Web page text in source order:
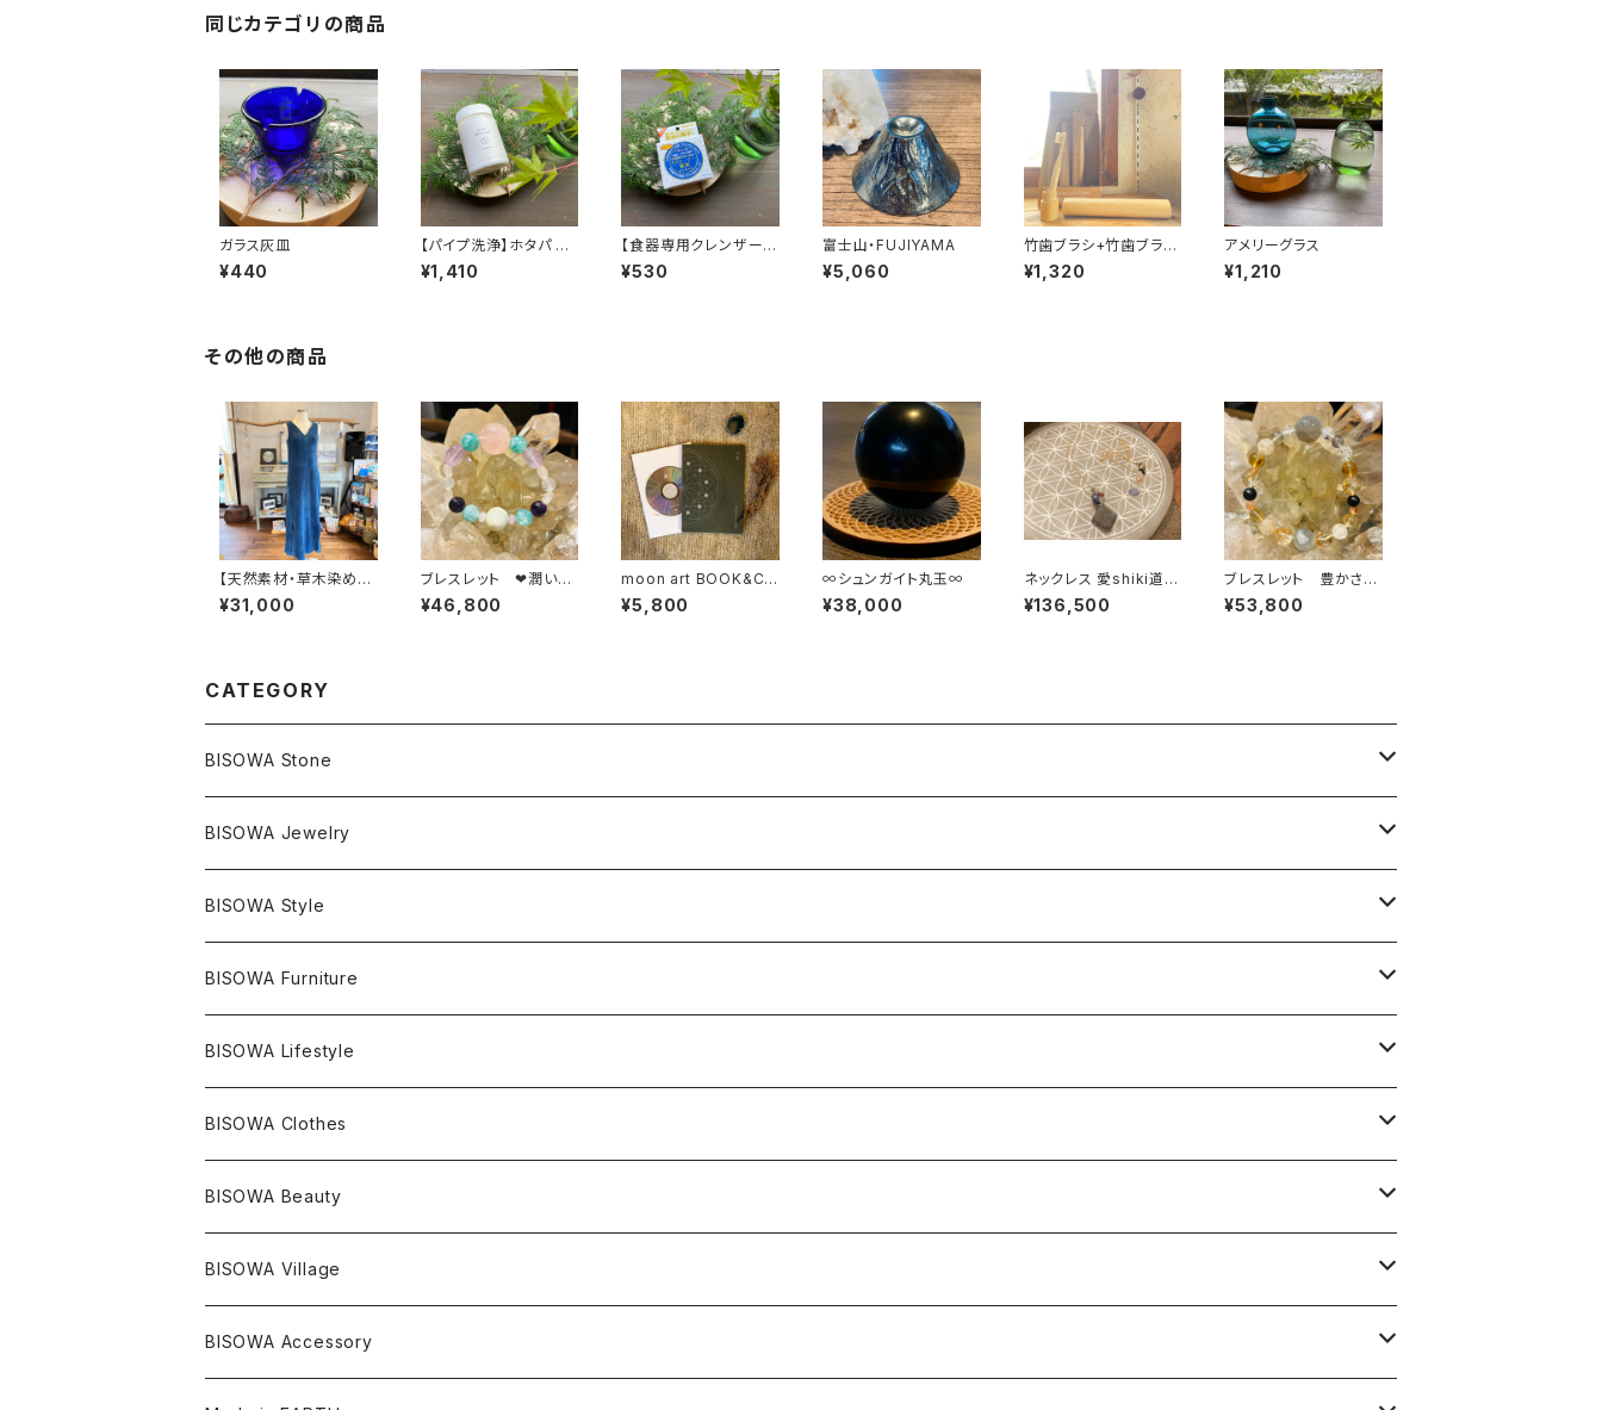
同じカテゴリの商品
ガラス灰皿
¥440
【パイプ洗浄】ホタパ パ
イプクリーン (200g)
¥1,410
【食器専用クレンザー】
ハイホーム NEO クリ
ーナー
¥530
富士山・FUJIYAMA
¥5,060
竹歯ブラシ+竹歯ブラシ
ケースセット
¥1,320
アメリーグラス
¥1,210
その他の商品
【天然素材・草木染め】
フリースワンピース ヘ
ンプコットン
¥31,000
ブレスレット ❤潤いと
愛のミチタ世界の中で
❤
¥46,800
moon art BOOK&CD
- Akira Ikeda（CD）
¥5,800
∞シュンガイト丸玉∞
¥38,000
ネックレス 愛shiki道ノ
shirube
¥136,500
ブレスレット 豊かさの
叡智に繋がってアソボ
ウ♾
¥53,800
CATEGORY
BISOWA Stone
マスタークリスタル / 水晶
エレスチャル
ライトニング
ツインソウル
メタモルフォーゼス
石の種類別
アメジスト
アクアマリン
デュモルチェライト
産地別
ヒマラヤ
ブラジル
BISOWA Jewelry
ネックレス／ペンダント
宇佐美聖子
絹麻 ~kenma~
ピアス
宇佐美聖子
Others
ブレスレット
宇佐美聖子
Others
リング
サンキャッチャー
ヘアアクセサリー
イヤリング
BISOWA Style
ONE PIECE
ヘンプ
オーガニックコットン
PANTS
ヘンプ
オーガニックコットン
T-SHIRT
オーガニックコットン
ヘンプコットン
leggings
ヘンプ
オーガニックコットン
Others
ヘンプ
オーガニックコットン
Underwear
BISOWA Furniture
のるすく
BISOWA Lifestyle
Music
宇佐美聖子
Niceness Music
浄化アイテム
Cosmic Hemp 麻炭
セージ
オラクルカード
キャンドル
BISOWA Clothes
麻
絹
Others
BISOWA Beauty
ヘンプオイル
BISOWA Village
Bisowa Club Room
BISOWA Accessory